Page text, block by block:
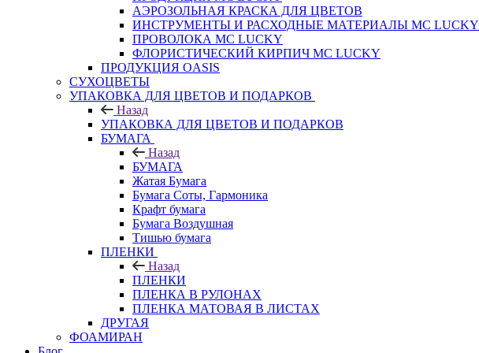
АЭРОЗОЛЬНАЯ КРАСКА ДЛЯ ЦВЕТОВ
ИНСТРУМЕНТЫ И РАСХОДНЫЕ МАТЕРИАЛЫ MC LUCKY
ПРОВОЛОКА MC LUCKY
ФЛОРИСТИЧЕСКИЙ КИРПИЧ MC LUCKY
ПРОДУКЦИЯ OASIS
СУХОЦВЕТЫ
УПАКОВКА ДЛЯ ЦВЕТОВ И ПОДАРКОВ
Назад
УПАКОВКА ДЛЯ ЦВЕТОВ И ПОДАРКОВ
БУМАГА
Назад
БУМАГА
Жатая Бумага
Бумага Соты, Гармоника
Крафт бумага
Бумага Воздушная
Тишью бумага
ПЛЕНКИ
Назад
ПЛЕНКИ
ПЛЕНКА В РУЛОНАХ
ПЛЕНКА МАТОВАЯ В ЛИСТАХ
ДРУГАЯ
ФОАМИРАН